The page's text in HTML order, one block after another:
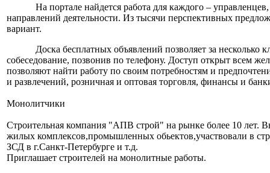
На портале найдется работа для каждого –
направлений деятельности. Из тысячи перспективных
вариант.
Доска бесплатных объявлений позволяет за несколько
собеседование, позвонив по телефону. Доступ открыт всем
позволяют найти работу по своим потребностям и
и развлечений, розничная и оптовая торговля, финансы и
Монолитчики
Строительная компания "АПВ строй" на рынке более 10 лет.
жилых комплексов,промышленных обьектов,участвовали в
ЗСД в г.Санкт-Петербурге и т.д.
Приглашает строителей на монолитные работы.